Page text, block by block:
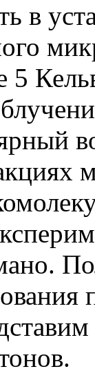
в
5